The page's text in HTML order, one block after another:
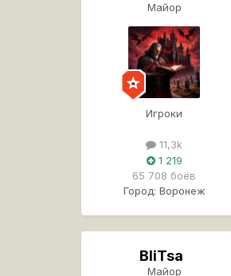
Майор
Игроки
11,3k
1 219
65 708 боёв
Город: Воронеж
BliTsa
Майор